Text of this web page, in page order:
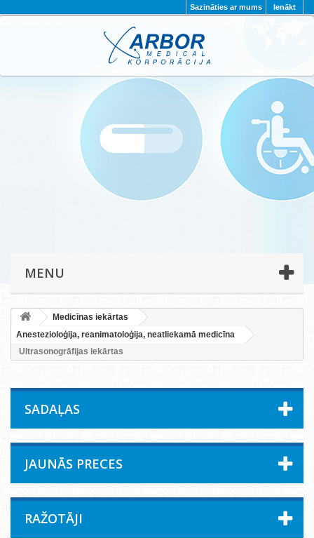
Ienākt
Sazināties ar mums
PAR MUMS PROJEKTI
KONTAKTI
PRIVĀTUMA POLITIKA
MENU
Medicīnas iekārtas
Anestezioloģija, reanimatoloģija, neatliekamā medicīna
Ultrasonogrāfijas iekārtas
SADAĻAS
JAUNĀS PRECES
RAŽOTĀJI